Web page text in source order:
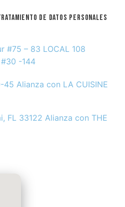
De Datos Personales
#75 – 83 LOCAL 108
#30 -144
Alianza con LA CUISINE
FL 33122 Alianza con THE